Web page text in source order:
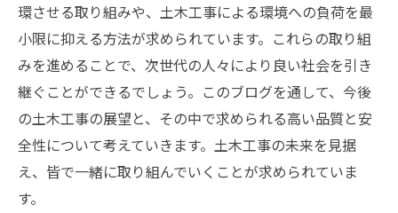
環させる取り組みや、土木工事による環境への負荷を最
小限に抑える方法が求められています。これらの取り組
みを進めることで、次世代の人々により良い社会を引き
継ぐことができるでしょう。このブログを通して、今後
の土木工事の展望と、その中で求められる高い品質と安
全性について考えていきます。土木工事の未来を見据
え、皆で一緒に取り組んでいくことが求められていま
す。